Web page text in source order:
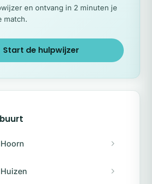
en ontvang in 2 minuten je
match.
Start de hulpwijzer